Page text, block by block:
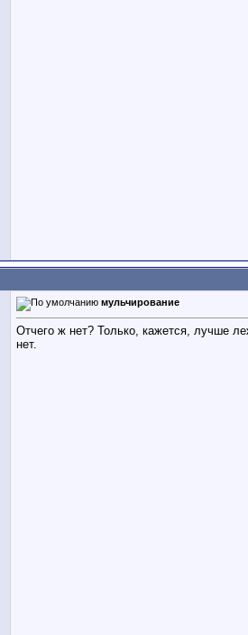
мульчирование
Отчего ж нет? Только, кажется, лучше
нет.